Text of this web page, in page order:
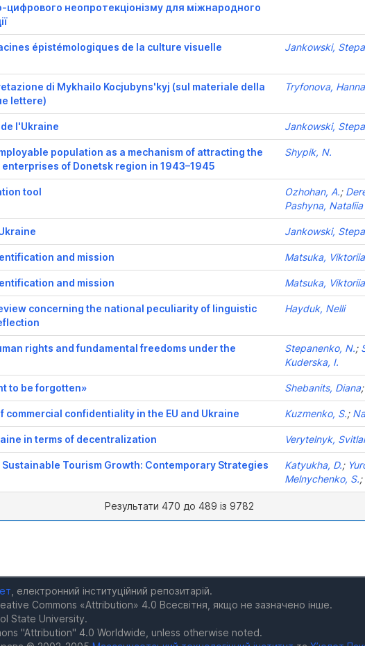
цифрового неопротекціонізму для міжнародного
épistémologiques de la culture visuelle
Jankowski,
di Mykhailo Kocjubyns'kyj (sul materiale della
lettere)
Tryfonova, Hanna
de l'Ukraine Jankowski,
population as a mechanism of attracting the
of Donetsk region in 1943–1945
Shypik, N.
tool Ozhohan, A.;
Pashyna, Nataliia
Jankowski,
and mission Matsuka, Viktoriia
and mission Matsuka, Viktoriia
concerning the national peculiarity of linguistic
Hayduk, Nelli
rights and fundamental freedoms under the
Stepanenko, N.;
Kuderska, I.
to be forgotten» Shebanits, Diana;
confidentiality in the EU and Ukraine Kuzmenko, S.;
in terms of decentralization Verytelnyk,
Tourism Growth: Contemporary Strategies
Katyukha, D.;
Melnychenko, S.;
Результати 470 до 489 із 9782
, електронний інституційний репозитарій.
Commons «Attribution» 4.0 Всесвітня, якщо не зазначено інше.
State University.
"Attribution" 4.0 Worldwide, unless otherwise noted.